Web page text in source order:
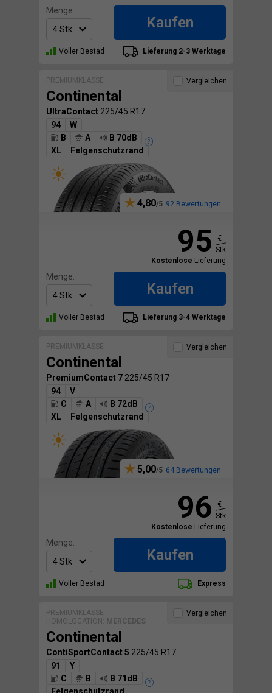
Menge:
Kaufen
Voller Bestad Lieferung 2-3 Werktage
PREMIUMKLASSE
Continental
UltraContact 225/45 R17
94
W
B
A
B 70dB
XL
Felgenschutzrand
4,80 92 Bewertungen
Vergleichen
95
€
Stk
Kostenlose Lieferung
Menge:
Kaufen
Voller Bestad Lieferung 3-4 Werktage
PREMIUMKLASSE
Continental
PremiumContact 7 225/45 R17
94
V
C
A
B 72dB
XL
Felgenschutzrand
5,00 64 Bewertungen
Vergleichen
96
€
Stk
Kostenlose Lieferung
Menge:
Kaufen
Voller Bestad Express
PREMIUMKLASSE
HOMOLOGATION: MERCEDES
Continental
ContiSportContact 5 225/45 R17
91
Y
C
B
B 71dB
Felgenschutzrand
Vergleichen